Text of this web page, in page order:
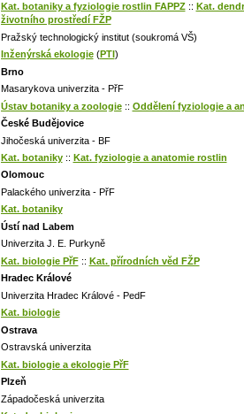
Kat. botaniky a fyziologie rostlin FAPPZ:: Kat.
životního prostředí FŽP
Pražský technologický institut (soukromá VŠ)
Inženýrská ekologie(PTI )
Brno
Masarykova univerzita - PřF
Ústav botaniky a zoologie:: Oddělení fyziologie a
České Budějovice
Jihočeská univerzita - BF
Kat. botaniky:: Kat. fyziologie a anatomie rostlin
Olomouc
Palackého univerzita - PřF
Kat. botaniky
Ústí nad Labem
Univerzita J. E. Purkyně
Kat. biologie PřF:: Kat. přírodních věd FŽP
Hradec Králové
Univerzita Hradec Králové - PedF
Kat. biologie
Ostrava
Ostravská univerzita
Kat. biologie a ekologie PřF
Plzeň
Západočeská univerzita